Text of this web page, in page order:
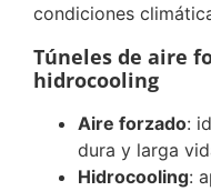
condiciones
Túneles de aire
hidrocooling
Aire forzado:
dura y larga
Hidrocooling: